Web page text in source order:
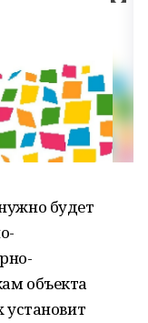
будет
объекта
установит